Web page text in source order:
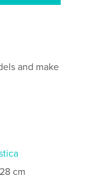
and make
cm